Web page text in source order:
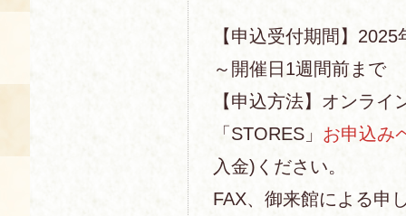
【申込受付期間】
～開催日1週間前まで
【申込方法】オンライ
「STORES」 お申込み
入金)ください。
FAX、御来館による申